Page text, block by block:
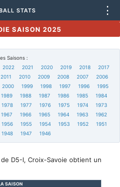
STATS ⋮
SAISON 2025
Saisons :
2022 2021 2020 2019 2018
2017
2011 2010 2009 2008 2007
2006
2000 1999 1998 1997 1996
1995
1989 1988 1987 1986 1985
1984
1978 1977 1976 1975 1974
1973
1967 1966 1965 1964 1963
1962
1956 1955 1954 1953 1952
1951
1948 1947 1946
D5-I, Croix-Savoie obtient un
SAISON